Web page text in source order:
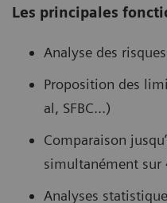
Les principales
Analyse des
Proposition des
al, SFBC...)
Comparaison
simultanément sur
Analyses